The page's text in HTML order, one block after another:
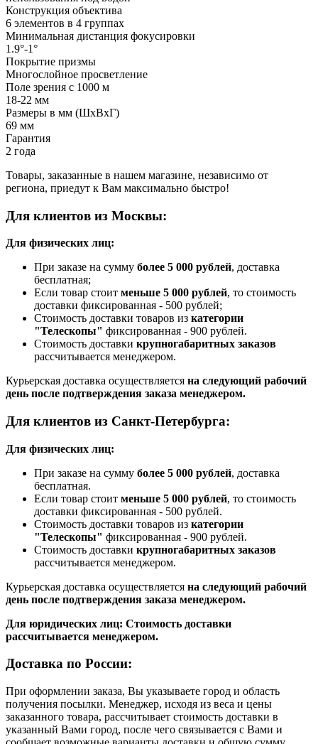
Конструкция объектива
6 элементов в 4 группах
Минимальная дистанция фокусировки
1.9°-1°
Покрытие призмы
Многослойное просветление
Поле зрения с 1000 м
18-22 мм
Размеры в мм (ШхВхГ)
69 мм
Гарантия
2 года
Товары, заказанные в нашем магазине, независимо от
региона, приедут к Вам максимально быстро!
Для клиентов из Москвы:
Для физических лиц:
При заказе на сумму более 5 000 рублей, доставка
бесплатная;
Если товар стоит меньше 5 000 рублей, то стоимость
доставки фиксированная - 500 рублей;
Стоимость доставки товаров из категории
"Телескопы" фиксированная - 900 рублей.
Стоимость доставки крупногабаритных заказов
рассчитывается менеджером.
Курьерская доставка осуществляется на следующий рабочий
день после подтверждения заказа менеджером.
Для клиентов из Санкт-Петербурга:
Для физических лиц:
При заказе на сумму более 5 000 рублей, доставка
бесплатная.
Если товар стоит меньше 5 000 рублей, то стоимость
доставки фиксированная - 500 рублей.
Стоимость доставки товаров из категории
"Телескопы" фиксированная - 900 рублей.
Стоимость доставки крупногабаритных заказов
рассчитывается менеджером.
Курьерская доставка осуществляется на следующий рабочий
день после подтверждения заказа менеджером.
Для юридических лиц: Стоимость доставки
рассчитывается менеджером.
Доставка по России:
При оформлении заказа, Вы указываете город и область
получения посылки. Менеджер, исходя из веса и цены
заказанного товара, рассчитывает стоимость доставки в
указанный Вами город, после чего связывается с Вами и